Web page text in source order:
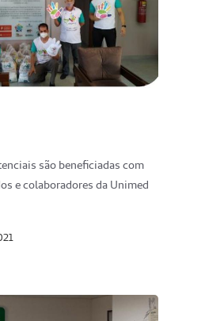
são beneficiadas com
e colaboradores da Unimed